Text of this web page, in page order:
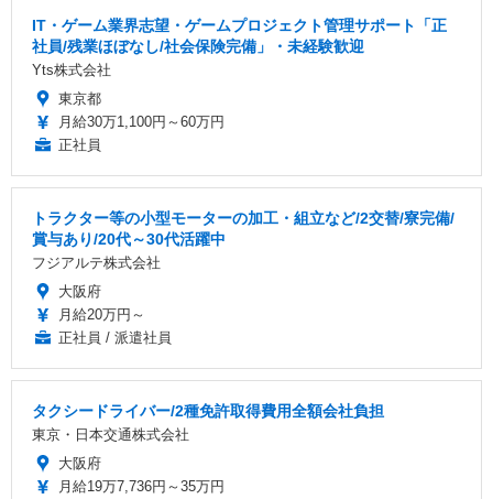
IT・ゲーム業界志望・ゲームプロジェクト管理サポート「正
社員/残業ほぼなし/社会保険完備」・未経験歓迎
Yts株式会社
東京都
月給30万1,100円～60万円
正社員
トラクター等の小型モーターの加工・組立など/2交替/寮完備/
賞与あり/20代～30代活躍中
フジアルテ株式会社
大阪府
月給20万円～
正社員 / 派遣社員
タクシードライバー/2種免許取得費用全額会社負担
東京・日本交通株式会社
大阪府
月給19万7,736円～35万円